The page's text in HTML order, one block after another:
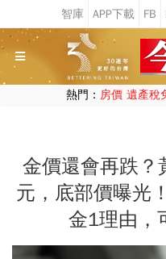
熱門： 房價 遺產稅
金價還會再跌？
元，底部價曝光
金1理由，